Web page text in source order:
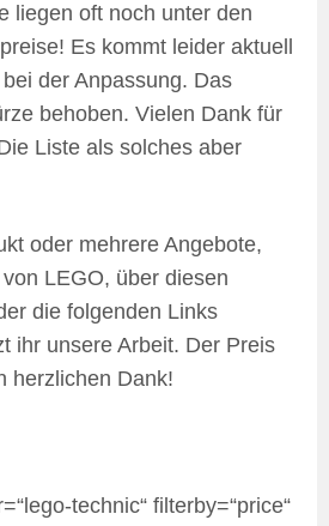
liegen oft noch unter den
Es kommt leider aktuell
der Anpassung. Das
behoben. Vielen Dank für
Liste als solches aber
oder mehrere Angebote,
LEGO, über diesen
die folgenden Links
ihr unsere Arbeit. Der Preis
herzlichen Dank!
technic“ filterby=“price“